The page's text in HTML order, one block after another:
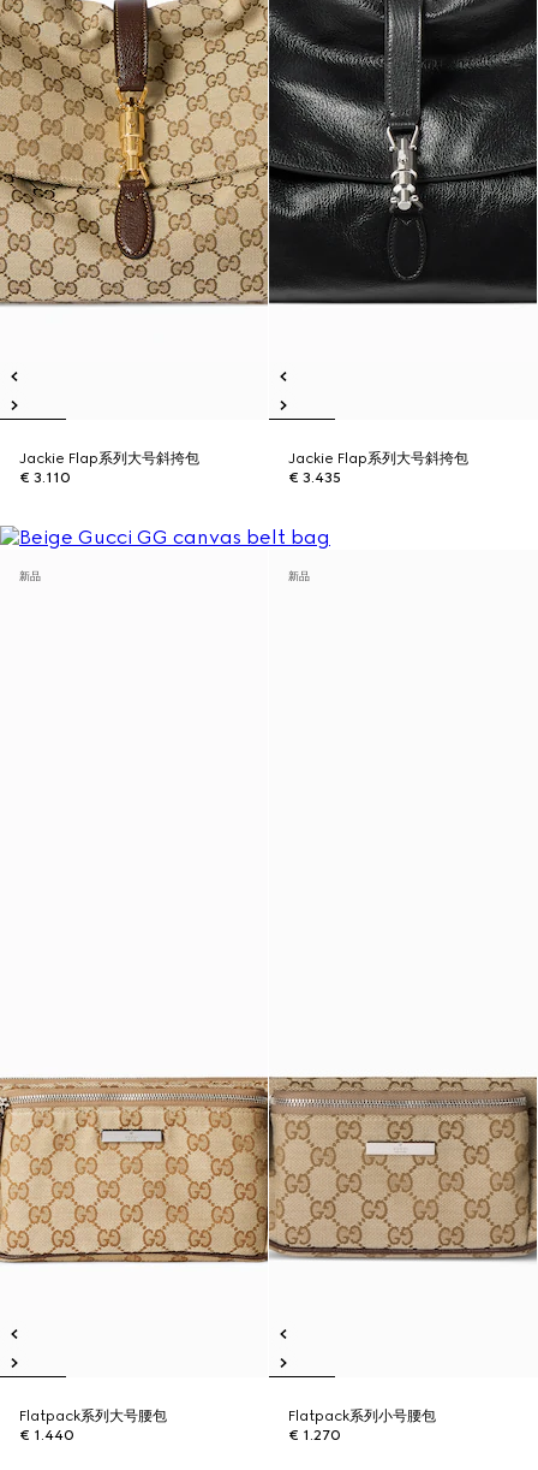
Jackie Flap系列大号斜挎包
€ 3.110
Jackie Flap系列大号斜挎包
€ 3.435
新品
Flatpack系列大号腰包
€ 1.440
新品
Flatpack系列小号腰包
€ 1.270